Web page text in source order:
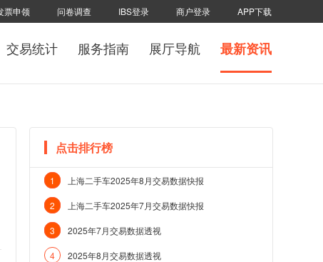
票申领 问卷调查 IBS登录 商户登录 APP下载
交易统计 服务指南 展厅导航 最新资讯
点击排行榜
1 上海二手车2025年8月交易数据快报
2 上海二手车2025年7月交易数据快报
3 2025年7月交易数据透视
4 2025年8月交易数据透视